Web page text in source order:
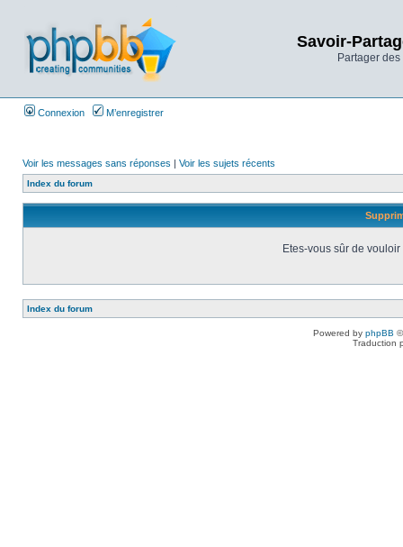
Savoir-
Partager
Connexion M’enregistrer
Voir les messages sans réponses | Voir les sujets récents
Index du forum
Etes-vous sûr de
Index du forum
Powered by phpBB
Traduction